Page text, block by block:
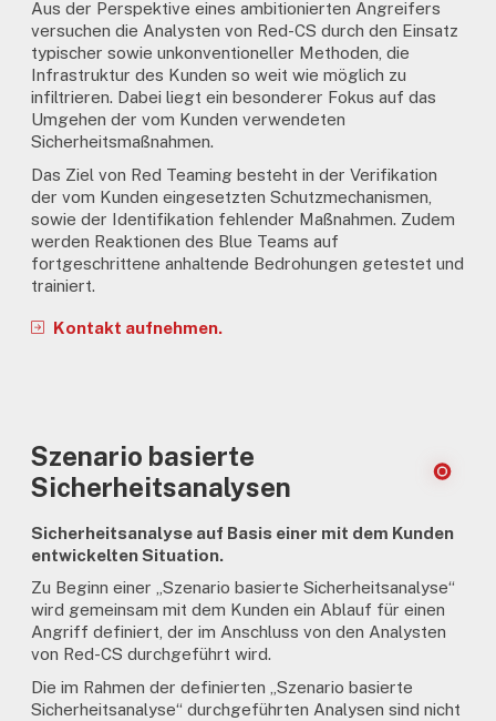
Aus der Perspektive eines ambitionierten Angreifers
versuchen die Analysten von Red-CS durch den Einsatz
typischer sowie unkonventioneller Methoden, die
Infrastruktur des Kunden so weit wie möglich zu
infiltrieren. Dabei liegt ein besonderer Fokus auf das
Umgehen der vom Kunden verwendeten
Sicherheitsmaßnahmen.
Das Ziel von Red Teaming besteht in der Verifikation
der vom Kunden eingesetzten Schutzmechanismen,
sowie der Identifikation fehlender Maßnahmen. Zudem
werden Reaktionen des Blue Teams auf
fortgeschrittene anhaltende Bedrohungen getestet und
trainiert.
Kontakt aufnehmen.
Szenario basierte
Sicherheitsanalysen
Sicherheitsanalyse auf Basis einer mit dem Kunden
entwickelten Situation.
Zu Beginn einer „Szenario basierte Sicherheitsanalyse“
wird gemeinsam mit dem Kunden ein Ablauf für einen
Angriff definiert, der im Anschluss von den Analysten
von Red-CS durchgeführt wird.
Die im Rahmen der definierten „Szenario basierte
Sicherheitsanalyse“ durchgeführten Analysen sind nicht